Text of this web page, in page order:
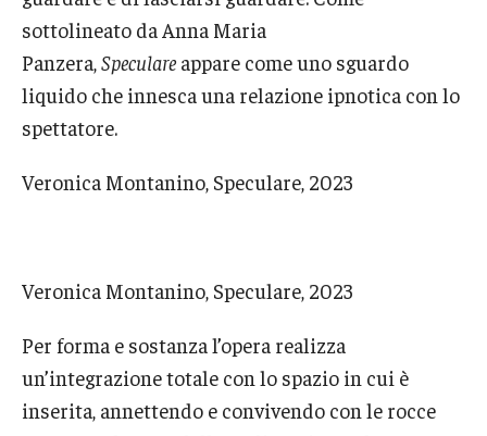
sottolineato da Anna Maria
Panzera,Speculare appare come uno sguardo
liquido che innesca una relazione ipnotica con lo
spettatore.
Veronica Montanino, Speculare, 2023
Veronica Montanino, Speculare, 2023
Per forma e sostanza l’opera realizza
un’integrazione totale con lo spazio in cui è
inserita, annettendo e convivendo con le rocce